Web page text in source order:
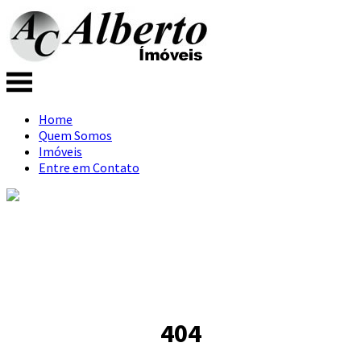
Home
Quem Somos
Imóveis
Entre em Contato
404